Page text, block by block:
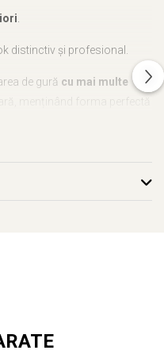
distinctiv și profesional.
de gură cu mai multe
dinților și să rămână pe
împotriva impacturilor.